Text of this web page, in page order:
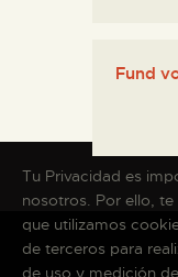
Fund
Tu Privacidad es
nosotros. Por ello,
que utilizamos
de terceros para
de uso y medición